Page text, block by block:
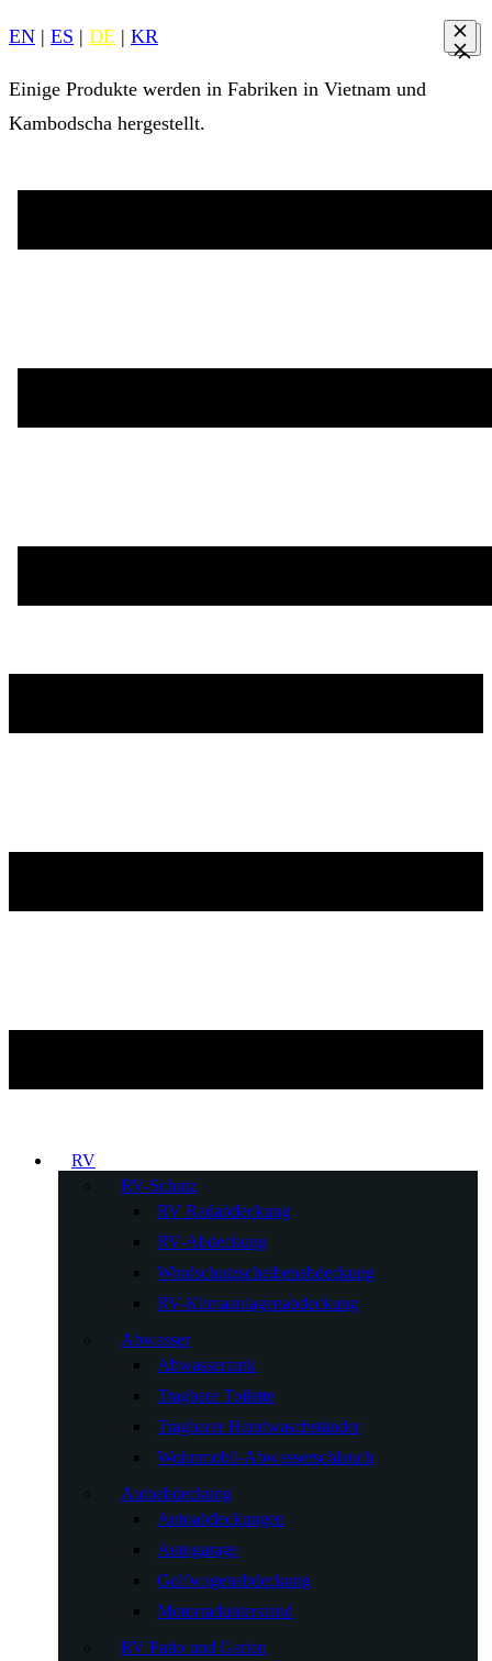
EN | ES | DE | KR
Einige Produkte werden in Fabriken in Vietnam und
Kambodscha hergestellt.
RV
RV-Schutz
RV Radabdeckung
RV-Abdeckung
Windschutzscheibenabdeckung
RV-Klimaanlagenabdeckung
Abwasser
Abwassertank
Tragbare Toilette
Tragbarer Handwaschständer
Wohnmobil-Abwasserschlauch
Autoabdeckung
Autoabdeckungen
Autogarage
Golfwagenabdeckung
Motorradunterstand
RV Patio und Garten